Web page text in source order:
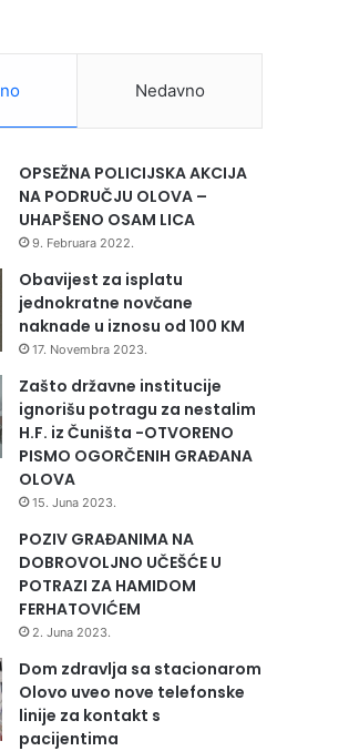
Nedavno
OPSEŽNA POLICIJSKA AKCIJA
NA PODRUČJU OLOVA –
UHAPŠENO OSAM LICA
9. Februara 2022.
Obavijest za isplatu
jednokratne novčane
naknade u iznosu od 100 KM
17. Novembra 2023.
Zašto državne institucije
ignorišu potragu za nestalim
H.F. iz Čuništa -OTVORENO
PISMO OGORČENIH GRAĐANA
OLOVA
15. Juna 2023.
POZIV GRAĐANIMA NA
DOBROVOLJNO UČEŠĆE U
POTRAZI ZA HAMIDOM
FERHATOVIĆEM
2. Juna 2023.
Dom zdravlja sa stacionarom
Olovo uveo nove telefonske
linije za kontakt s
pacijentima